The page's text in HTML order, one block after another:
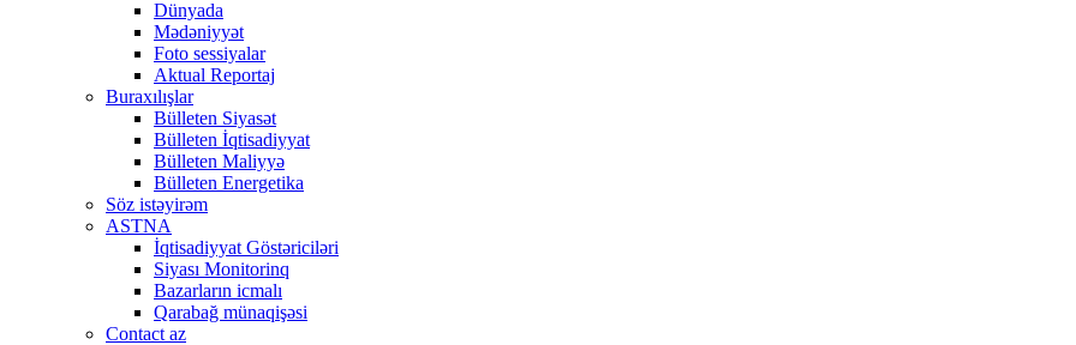
Dünyada
Mədəniyyət
Foto sessiyalar
Aktual Reportaj
Buraxılışlar
Bülleten Siyasət
Bülleten İqtisadiyyat
Bülleten Maliyyə
Bülleten Energetika
Söz istəyirəm
ASTNA
İqtisadiyyat Göstəriciləri
Siyası Monitorinq
Bazarların icmalı
Qarabağ münaqişəsi
Contact az